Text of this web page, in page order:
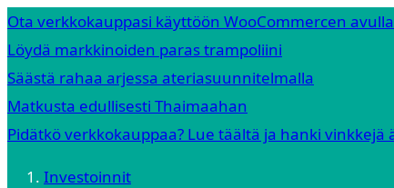
Ota verkkokauppasi käyttöön WooCommercen avulla
Löydä markkinoiden paras trampoliini
Säästä rahaa arjessa ateriasuunnitelmalla
Matkusta edullisesti Thaimaahan
Pidätkö verkkokauppaa? Lue täältä ja hanki
Investoinnit